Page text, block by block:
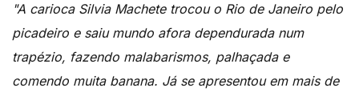
"A carioca Silvia Machete trocou o Rio de Janeiro pelo
picadeiro e saiu mundo afora dependurada num
trapézio, fazendo malabarismos, palhaçada e
comendo muita banana. Já se apresentou em mais de